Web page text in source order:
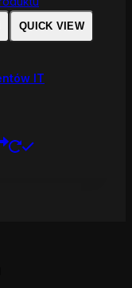
QUICK VIEW
IT